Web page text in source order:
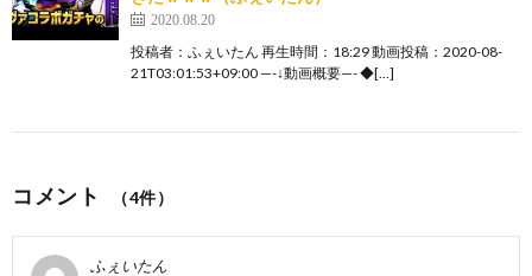
2020.08.20
投稿者：ふぇいたん 再生時間：18:29 動画投稿：2020-08-
21T03:01:53+09:00 —-↓動画概要—- ◆[…]
コメント （4件）
ふぇいたん